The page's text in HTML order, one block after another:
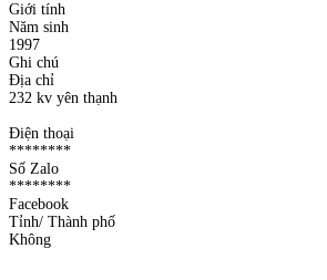
Giới tính
Năm sinh
1997
Ghi chú
Địa chỉ
232 kv yên thạnh
Điện thoại
********
Số Zalo
********
Facebook
Tỉnh/ Thành phố
Không